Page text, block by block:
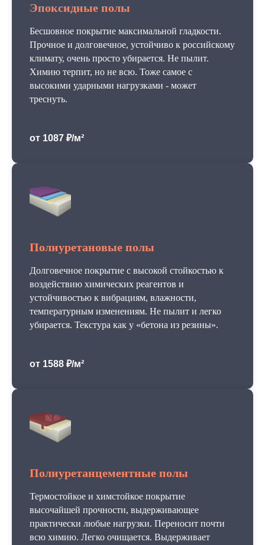
Эпоксидные полы
Бесшовное покрытие максимальной гладкости.
Прочное и долговечное, устойчиво к российскому
климату, очень просто убирается. Не пылит.
Химию терпит, но не всю. Тоже самое с
высокими ударными нагрузками - может
треснуть.
от 1087 ₽/м²
Полиуретановые полы
Долговечное покрытие с высокой стойкостью к
воздействию химических реагентов и
устойчивостью к вибрациям, влажности,
температурным изменениям. Не пылит и легко
убирается. Текстура как у «бетона из резины».
от 1588 ₽/м²
Полиуретанцементные полы
Термостойкое и химстойкое покрытие
высочайшей прочности, выдерживающее
практически любые нагрузки. Переносит почти
всю химию. Легко очищается. Выдерживает